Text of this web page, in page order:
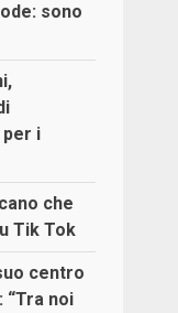
sono
per i
che
Tik Tok
centro
“Tra noi